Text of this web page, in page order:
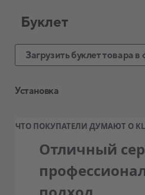
Буклет
Загрузить буклет товара
Установка
Стандартная установка
теплового насоса и
Ценовой пакет
стандартной
включает:
ЧТО ПОКУПАТЕЛИ ДУМАЮТ О
Отличный